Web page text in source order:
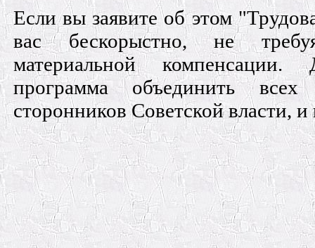
Если вы заявите об этом
вас бескорыстно, не
материальной
программа объединить всех
сторонников Советской власти,